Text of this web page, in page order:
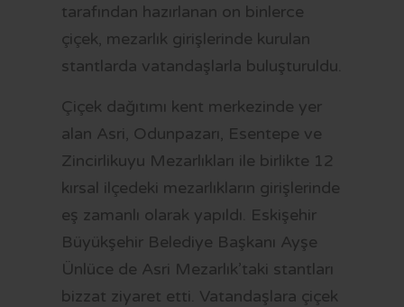
tarafından hazırlanan on binlerce
çiçek, mezarlık girişlerinde kurulan
stantlarda vatandaşlarla buluşturuldu.
Çiçek dağıtımı kent merkezinde yer
alan Asri, Odunpazarı, Esentepe ve
Zincirlikuyu Mezarlıkları ile birlikte 12
kırsal ilçedeki mezarlıkların girişlerinde
eş zamanlı olarak yapıldı. Eskişehir
Büyükşehir Belediye Başkanı Ayşe
Ünlüce de Asri Mezarlık’taki stantları
bizzat ziyaret etti. Vatandaşlara çiçek